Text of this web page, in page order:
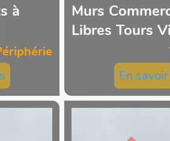
à
Murs
Libres Tours
En